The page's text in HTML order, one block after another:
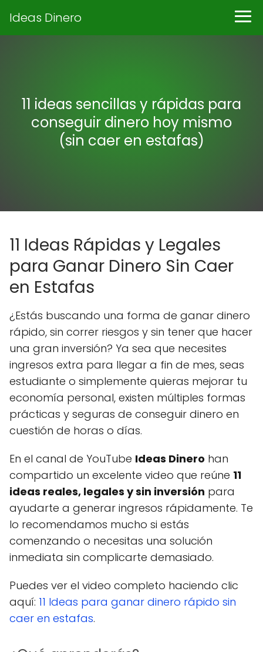
Ideas Dinero
11 ideas sencillas y rápidas para
conseguir dinero hoy mismo
(sin caer en estafas)
11 Ideas Rápidas y Legales
para Ganar Dinero Sin Caer
en Estafas
¿Estás buscando una forma de ganar dinero
rápido, sin correr riesgos y sin tener que hacer
una gran inversión? Ya sea que necesites
ingresos extra para llegar a fin de mes, seas
estudiante o simplemente quieras mejorar tu
economía personal, existen múltiples formas
prácticas y seguras de conseguir dinero en
cuestión de horas o días.
En el canal de YouTube Ideas Dinero han
compartido un excelente video que reúne 11
ideas reales, legales y sin inversión para
ayudarte a generar ingresos rápidamente. Te
lo recomendamos mucho si estás
comenzando o necesitas una solución
inmediata sin complicarte demasiado.
Puedes ver el video completo haciendo clic
aquí: 11 Ideas para ganar dinero rápido sin
caer en estafas.